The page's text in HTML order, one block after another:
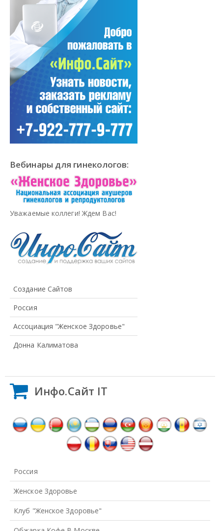
Вебинары для гинекологов:
Уважаемые коллеги! Ждем Вас!
Создание Сайтов
Россия
Ассоциация "Женское Здоровье"
Донна Калиматова
Инфо.Сайт IT
Россия
Женское Здоровье
Клуб "Женское Здоровье"